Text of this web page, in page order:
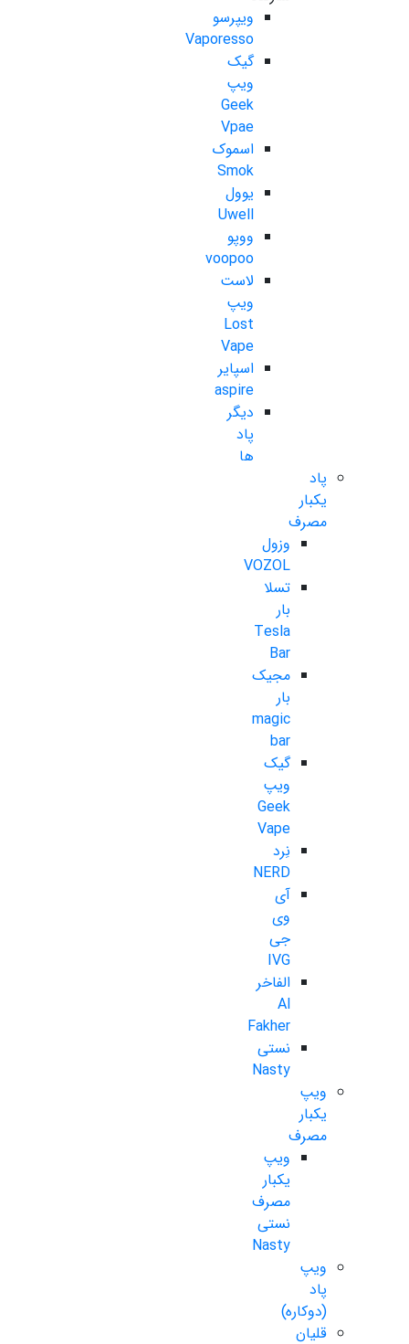
ویپرسو
Vaporesso
گیک
ویپ
Geek
Vpae
اسموک
Smok
یوول
Uwell
ووپو
voopoo
لاست
ویپ
Lost
Vape
اسپایر
aspire
دیگر
پاد
ها
پاد
یکبار
مصرف
وزول
VOZOL
تسلا
بار
Tesla
Bar
مجیک
بار
magic
bar
گیک
ویپ
Geek
Vape
نِرد
NERD
آی
وی
جی
IVG
الفاخر
Al
Fakher
نستی
Nasty
ویپ
یکبار
مصرف
ویپ
یکبار
مصرف
نستی
Nasty
ویپ
پاد
(دوکاره)
قلیان